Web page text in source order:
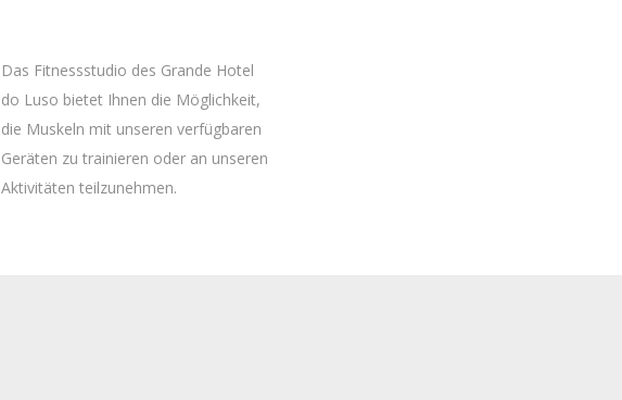
Das Fitnessstudio des Grande Hotel
do Luso bietet Ihnen die Möglichkeit,
die Muskeln mit unseren verfügbaren
Geräten zu trainieren oder an unseren
Aktivitäten teilzunehmen.